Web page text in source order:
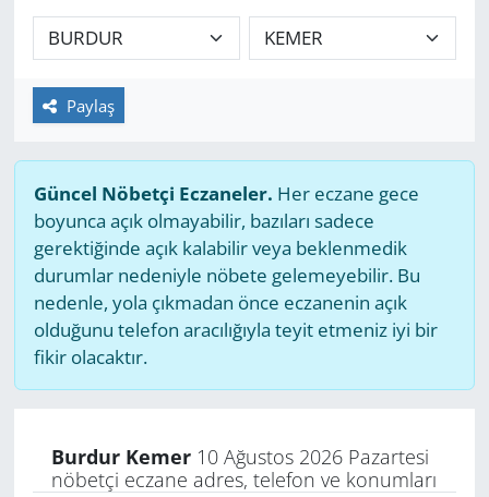
Paylaş
Güncel Nöbetçi Eczaneler. Her eczane gece
boyunca açık olmayabilir, bazıları sadece
gerektiğinde açık kalabilir veya beklenmedik
durumlar nedeniyle nöbete gelemeyebilir. Bu
nedenle, yola çıkmadan önce eczanenin açık
olduğunu telefon aracılığıyla teyit etmeniz iyi bir
fikir olacaktır.
Burdur Kemer10 Ağustos 2026 Pazartesi
nöbetçi eczane adres, telefon ve konumları
GÜNDEM
HABERDE İNSAN
MAGAZİN
POLİTİKA
RESMİ İLANLAR
SAĞLIK
SPOR